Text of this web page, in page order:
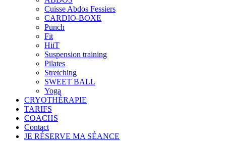
Cuisse Abdos Fessiers
CARDIO-BOXE
Punch
Fit
HiiT
Suspension training
Pilates
Stretching
SWEET BALL
Yoga
CRYOTHÉRAPIE
TARIFS
COACHS
Contact
JE RÉSERVE MA SÉANCE